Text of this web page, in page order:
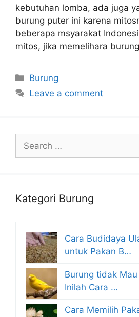
kebutuhan lomba, ada juga
burung puter ini karena
beberapa msyarakat
mitos, jika memelihara
Categories
Burung
Leave a comment
Search
for:
Kategori Burung
Cara Budidaya
untuk Pakan B…
Burung tidak
Inilah Cara …
Cara Memilih